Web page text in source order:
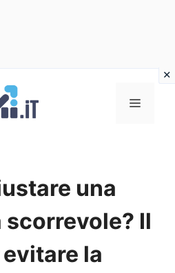
Menu
una
Il
la